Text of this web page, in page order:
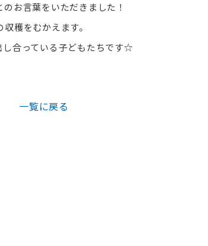
お言葉をいただきました！
穫をむかえます。
し合っている子どもたちです☆
一覧に戻る